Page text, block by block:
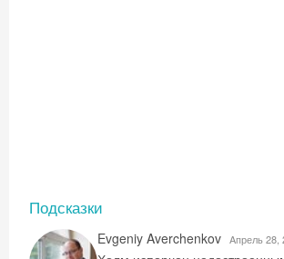
Подсказки
Evgeniy Averchenkov Aпрель 28,
Скидка −5%